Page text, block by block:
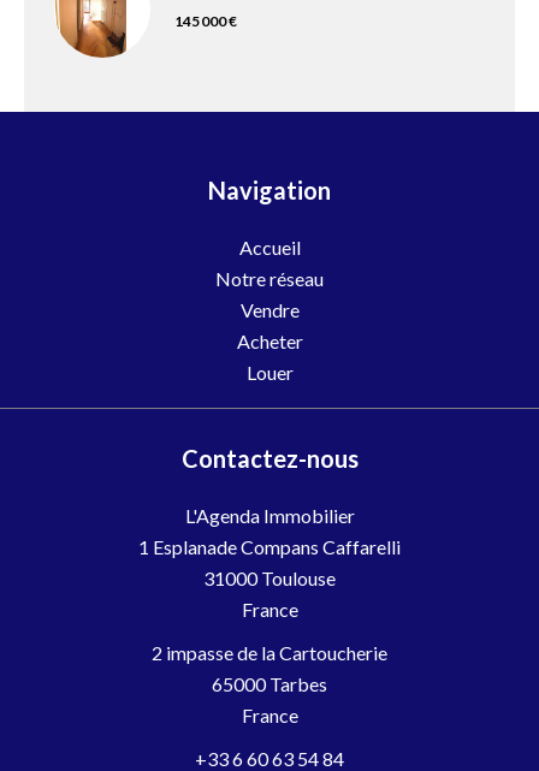
145 000 €
Navigation
Accueil
Notre réseau
Vendre
Acheter
Louer
Contactez-nous
L'Agenda Immobilier
1 Esplanade Compans Caffarelli
31000Toulouse
France
2 impasse de la Cartoucherie
65000 Tarbes
France
+33 6 60 63 54 84